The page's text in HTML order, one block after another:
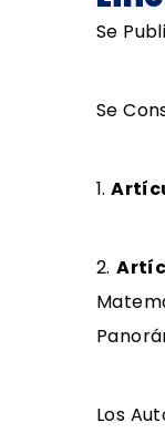
Se
Se
1.
2.
Los